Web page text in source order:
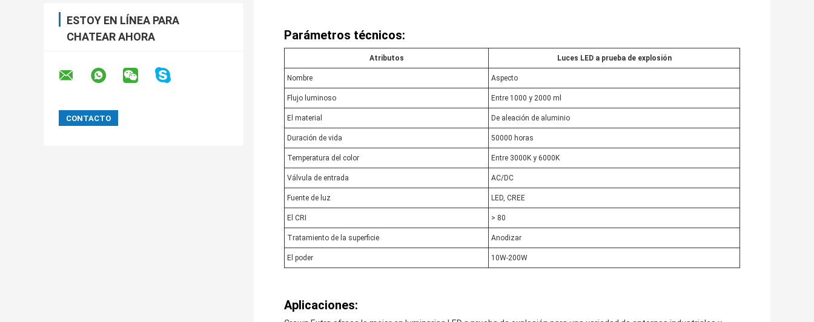
ESTOY EN LÍNEA PARA
CHATEAR AHORA
Parámetros técnicos:
Atributos Luces LED a prueba de explosión
Nombre Aspecto
Flujo luminoso Entre 1000 y 2000 ml
El material De aleación de aluminio
Duración de vida 50000 horas
Temperatura del color Entre 3000K y 6000K
Válvula de entrada AC/DC
Fuente de luz LED, CREE
El CRI > 80
Tratamiento de la superficie Anodizar
El poder 10W-200W
Aplicaciones: